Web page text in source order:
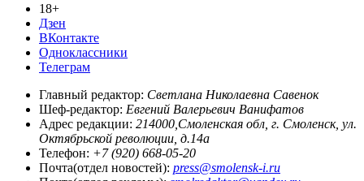
18+
Дзен
ВКонтакте
Одноклассники
Телеграм
Главный редактор: Светлана Николаевна Савенок
Шеф-редактор: Евгений Валерьевич Ванифатов
Адрес редакции: 214000,Смоленская обл, г. Смоленск, ул.
Октябрьской революции, д.14а
Телефон: +7 (920) 668-05-20
Почта(отдел новостей): press@smolensk-i.ru